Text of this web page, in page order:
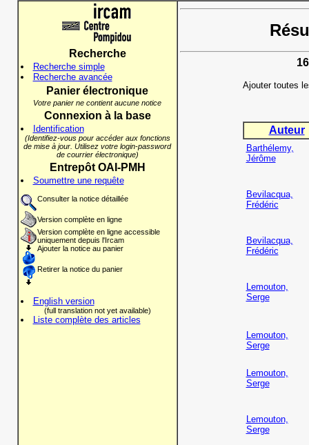
Recherche
Recherche simple
Recherche avancée
Panier électronique
Votre panier ne contient aucune notice
Connexion à la base
Identification
(Identifiez-vous pour accéder aux fonctions
de mise à jour. Utilisez votre login-password
de courrier électronique)
Entrepôt OAI-PMH
Soumettre une requête
Consulter la notice détaillée
Version complète en ligne
Version complète en ligne accessible
uniquement depuis l'Ircam
Ajouter la notice au panier
Retirer la notice du panier
English version
(full translation not yet available)
Liste complète des articles
Ajouter toutes
Auteur
Barthélemy,
Jérôme
Bevilacqua,
Frédéric
Bevilacqua,
Frédéric
Lemouton,
Serge
Lemouton,
Serge
Lemouton,
Serge
Lemouton,
Serge